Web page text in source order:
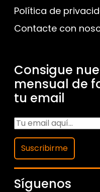
Política de
Contacte con
Consigue
mensual de
tu email
Suscribirme
Síguenos